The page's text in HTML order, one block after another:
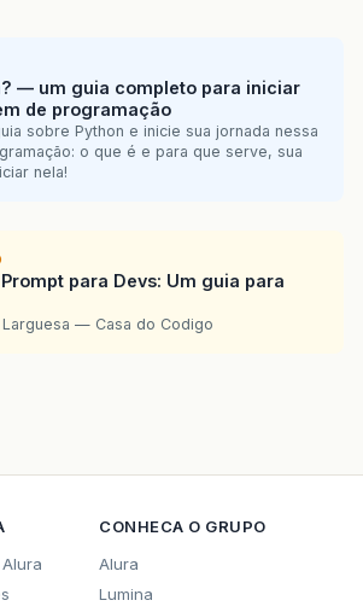
— um guia completo para iniciar
de programação
sobre Python e inicie sua jornada nessa
o que é e para que serve, sua
nela!
para Devs: Um guia para
Larguesa — Casa do Codigo
CONHECA O GRUPO
Alura
Lumina